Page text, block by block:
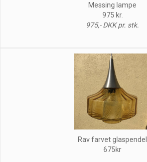
Messing lampe
975 kr.
975,- DKK pr. stk.
Rav farvet glaspendel
675kr